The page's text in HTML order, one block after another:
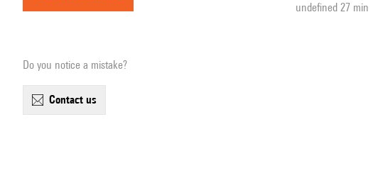
Do you notice a mistake?
contact us
undefined 27 min